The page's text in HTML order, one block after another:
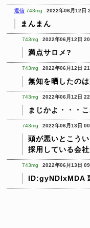
返信 743mg 2022年06月12日
まんまん
743mg 2022年06月12日
満点サロメ?
743mg 2022年06月12日
無知を晒したの
743mg 2022年06月12日
まじかよ・・・
743mg 2022年06月13日
頭が悪いとこう
採用している会
743mg 2022年06月13日
ID:gyNDIxMDA